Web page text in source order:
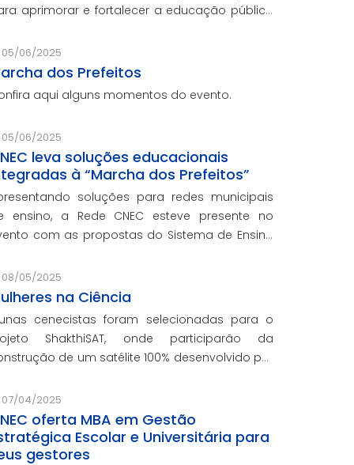
aprimorar e fortalecer a educação pública
para os municípios que não
da Marcha dos Prefeito
05/06/2025
dos Prefeitos
aqui alguns momentos do evento.
05/06/2025
leva soluções educacionais
à “Marcha dos Prefeitos”
soluções para redes municipais
ensino, a Rede CNEC esteve presente no
com as propostas do Sistema de Ensino
serviços de gestão escolar e parcerias
prefeituras durante ev
08/05/2025
na Ciência
cenecistas foram selecionadas para o
ShakthiSAT, onde participarão da
de um satélite 100% desenvolvido por
07/04/2025
oferta MBA em Gestão
Escolar e Universitária para
gestores